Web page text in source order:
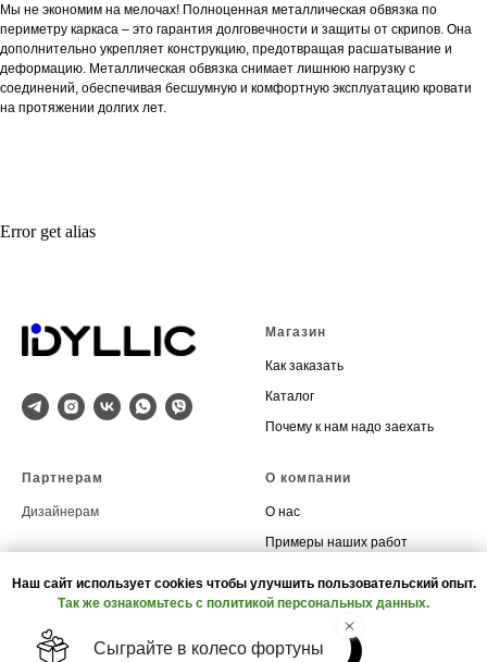
Мы не экономим на мелочах! Полноценная металлическая обвязка по
периметру каркаса – это гарантия долговечности и защиты от скрипов. Она
дополнительно укрепляет конструкцию, предотвращая расшатывание и
деформацию. Металлическая обвязка снимает лишнюю нагрузку с
соединений, обеспечивая бесшумную и комфортную эксплуатацию кровати
на протяжении долгих лет.
Error get alias
Магазин
Как заказать
Каталог
Почему к нам надо заехать
Партнерам
Дизайнерам
О компании
О нас
Примеры наших работ
Контакты
Наш сайт использует cookies чтобы улучшить пользовательский опыт.
Так же ознакомьтесь с политикой персональных данных.
ОК, НЕ ПОКАЗЫВАТЬ СНОВА